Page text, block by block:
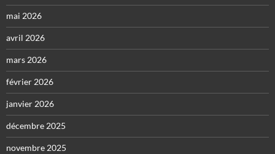
mai 2026
avril 2026
mars 2026
février 2026
janvier 2026
décembre 2025
novembre 2025